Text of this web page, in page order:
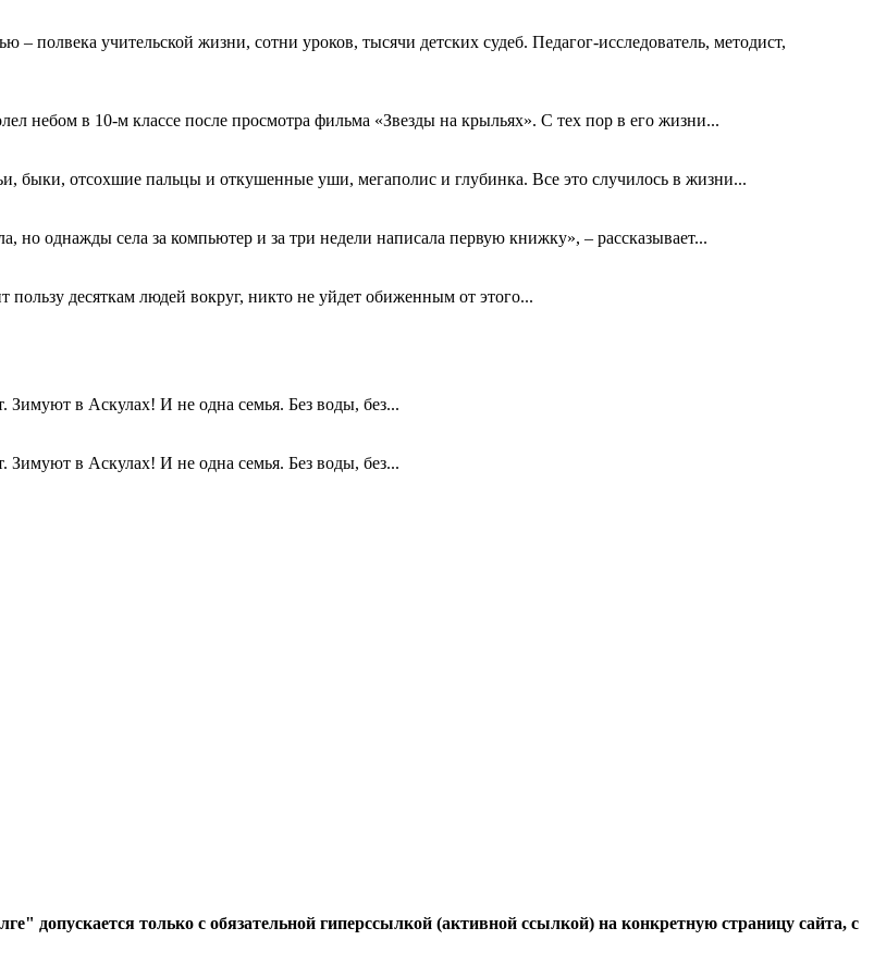
полвека учительской жизни, сотни уроков, тысячи детских судеб. Педагог-исследователь, методист,
небом в 10-м классе после просмотра фильма «Звезды на крыльях». С тех пор в его жизни...
быки, отсохшие пальцы и откушенные уши, мегаполис и глубинка. Все это случилось в жизни...
но однажды села за компьютер и за три недели написала первую книжку», – рассказывает...
десяткам людей вокруг, никто не уйдет обиженным от этого...
Зимуют в Аскулах! И не одна семья. Без воды, без...
Зимуют в Аскулах! И не одна семья. Без воды, без...
допускается только с обязательной гиперссылкой (активной ссылкой) на конкретную страницу сайта, с